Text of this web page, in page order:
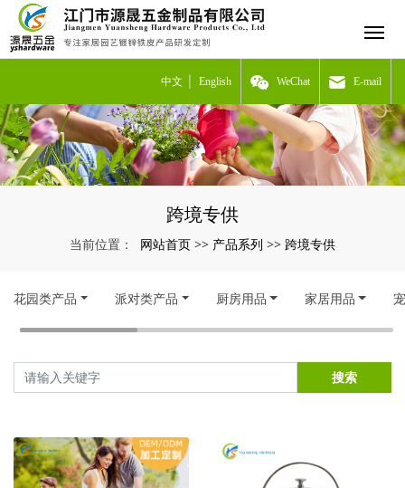
中文 English WeChat E-mail
跨境专供
当前位置： 网站首页 >> 产品系列 >> 跨境专供
花园类产品 派对类产品 厨房用品 家居用品
搜索